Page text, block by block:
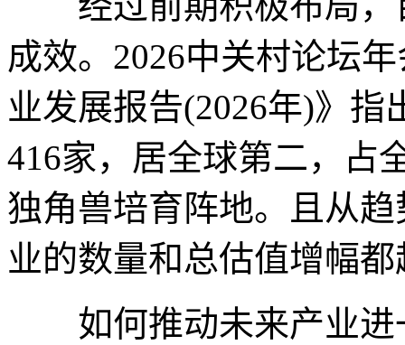
成效。2026中关村论坛
业发展报告(2026年)》
416家，居全球第二，占
独角兽培育阵地。且从
业的数量和总估值增幅都
如何推动未来产业进